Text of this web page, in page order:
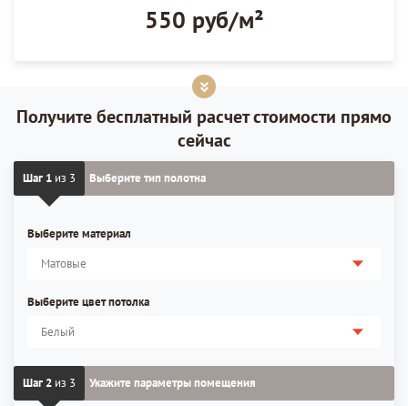
550 руб/м²
Получите бесплатный расчет стоимости прямо
сейчас
Шаг 1 из 3 Выберите тип полотна
Выберите материал
Выберите цвет потолка
Шаг 2 из 3 Укажите параметры помещения